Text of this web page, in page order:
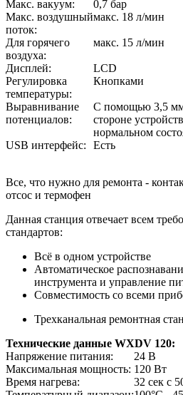
Макс. вакуум:
0,7 бар
Макс. воздушный
поток:
макс. 18 л/мин
Для горячего
воздуха:
макс. 15 л/мин
Дисплей:
LCD
Регулировка
температуры:
Кнопками
Выравнивание
потенциалов:
С помощью 3,5 мм
стороне
нормальном
USB интерфейс:
Есть
Все, что нужно для ремонта -
отсос и термофен
Данная станция отвечает всем
стандартов:
Всё в одном устройстве
Автоматическое
инструмента и управление
Совместимость со всеми
Трехканальная ремонтная
Технические данные WXDV 120:
Напряжение питания:
24 В
Максимальная мощность: 120 Вт
Время нагрева:
32 сек c